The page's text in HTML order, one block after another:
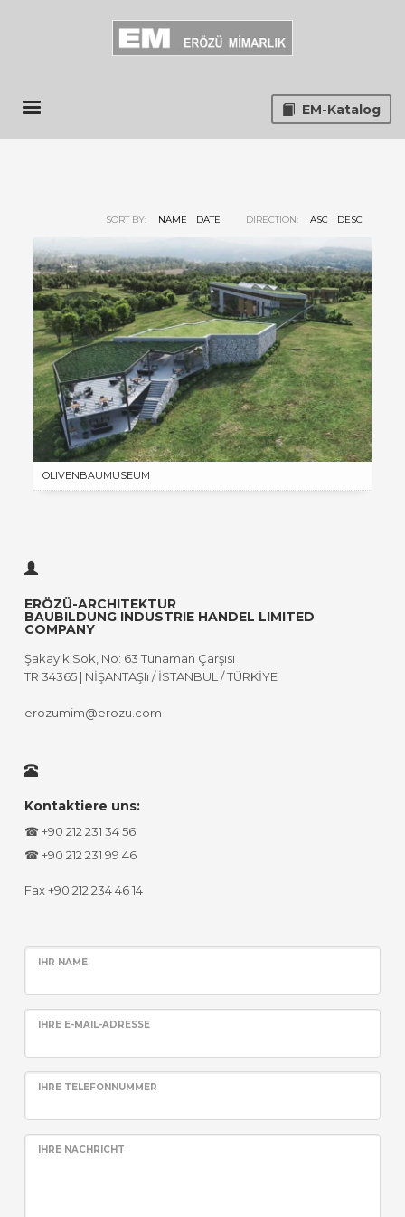
EM-Katalog
SORT BY: NAME DATE DIRECTION: ASC DESC
OLIVENBAUMUSEUM
ERÖZÜ-ARCHITEKTUR
BAUBILDUNG INDUSTRIE HANDEL LIMITED
COMPANY
Şakayık Sok, No: 63 Tunaman Çarşısı
TR 34365 | NİŞANTAŞIı / İSTANBUL / TÜRKİYE
erozumim@erozu.com
Kontaktiere uns:
☎ +90 212 231 34 56
☎ +90 212 231 99 46
Fax +90 212 234 46 14
IHR NAME
IHRE E-MAIL-ADRESSE
IHRE TELEFONNUMMER
IHRE NACHRICHT